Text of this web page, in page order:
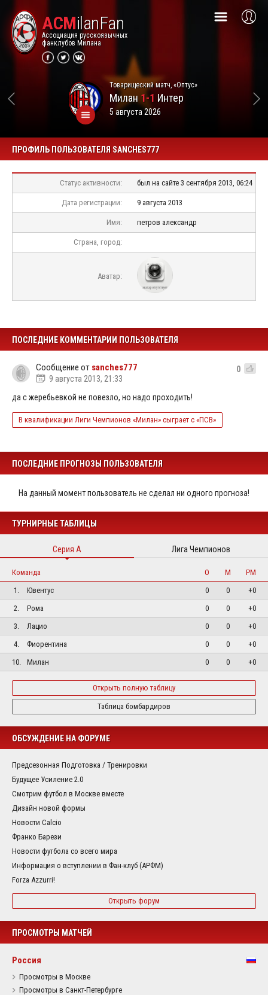
ACMilanFan
Ассоциация русскоязычных
фанклубов Милана
Товарищеский матч, «Оптус»
Милан1-1 Интер
5 августа 2026
ПРОФИЛЬ ПОЛЬЗОВАТЕЛЯ SANCHES777
Статус активности: был на сайте 3 сентября 2013, 06:24
Дата регистрации: 9 августа 2013
Имя: петров александр
Страна, город:
Аватар:
ПОСЛЕДНИЕ КОММЕНТАРИИ ПОЛЬЗОВАТЕЛЯ
Сообщение от sanches777
9 августа 2013, 21:33
0
да с жеребьевкой не повезло, но надо проходить!
В квалификации Лиги Чемпионов «Милан» сыграет с «ПСВ»
ПОСЛЕДНИЕ ПРОГНОЗЫ ПОЛЬЗОВАТЕЛЯ
На данный момент пользователь не сделал ни одного прогноза!
ТУРНИРНЫЕ ТАБЛИЦЫ
Серия А Лига Чемпионов
Команда О М
РМ
1.
Ювентус 0 0
+0
2.
Рома 0 0
+0
3.
Лацио 0 0
+0
4.
Фиорентина 0 0
+0
10.
Милан 0 0 +0
Открыть полную таблицу
Таблица бомбардиров
ОБСУЖДЕНИЕ НА ФОРУМЕ
Предсезонная Подготовка / Тренировки
Будущее Усиление 2.0
Смотрим футбол в Москве вместе
Дизайн новой формы
Новости Calcio
Франко Барези
Новости футбола со всего мира
Информация о вступлении в Фан-клуб (АРФМ)
Forza Azzurri!
Открыть форум
ПРОСМОТРЫ МАТЧЕЙ
Россия
Просмотры в Москве
Просмотры в Санкт-Петербурге